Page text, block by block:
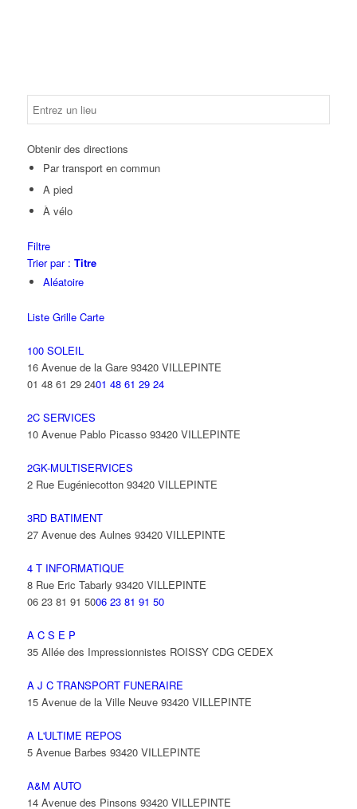
Obtenir des directions
Par transport en commun
A pied
À vélo
Filtre
Trier par : Titre
Aléatoire
Liste Grille Carte
100 SOLEIL
16 Avenue de la Gare 93420 VILLEPINTE
01 48 61 29 2401 48 61 29 24
2C SERVICES
10 Avenue Pablo Picasso 93420 VILLEPINTE
2GK-MULTISERVICES
2 Rue Eugéniecotton 93420 VILLEPINTE
3RD BATIMENT
27 Avenue des Aulnes 93420 VILLEPINTE
4 T INFORMATIQUE
8 Rue Eric Tabarly 93420 VILLEPINTE
06 23 81 91 5006 23 81 91 50
A C S E P
35 Allée des Impressionnistes ROISSY CDG CEDEX
A J C TRANSPORT FUNERAIRE
15 Avenue de la Ville Neuve 93420 VILLEPINTE
A L'ULTIME REPOS
5 Avenue Barbes 93420 VILLEPINTE
A&M AUTO
14 Avenue des Pinsons 93420 VILLEPINTE